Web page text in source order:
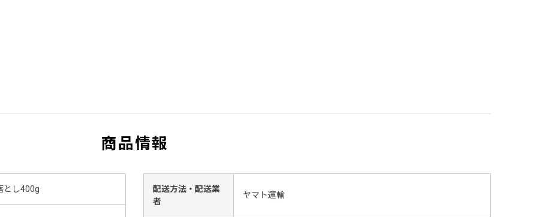
商品情報
し400g
配送方法・配送業
者
ヤマト運輸